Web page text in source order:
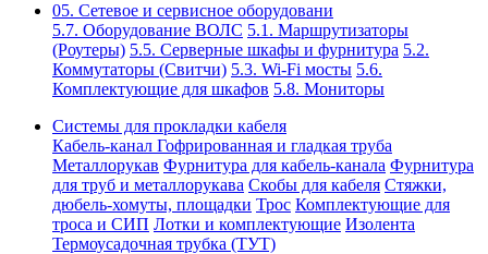
05. Сетевое и сервисное оборудовани
5.7. Оборудование ВОЛС 5.1. Маршрутизаторы
(Роутеры) 5.5. Серверные шкафы и фурнитура 5.2.
Коммутаторы (Свитчи) 5.3. Wi-Fi мосты 5.6.
Комплектующие для шкафов 5.8. Мониторы
Системы для прокладки кабеля
Кабель-канал Гофрированная и гладкая труба
Металлорукав Фурнитура для кабель-канала Фурнитура
для труб и металлорукава Скобы для кабеля Стяжки,
дюбель-хомуты, площадки Трос Комплектующие для
троса и СИП Лотки и комплектующие Изолента
Термоусадочная трубка (ТУТ)